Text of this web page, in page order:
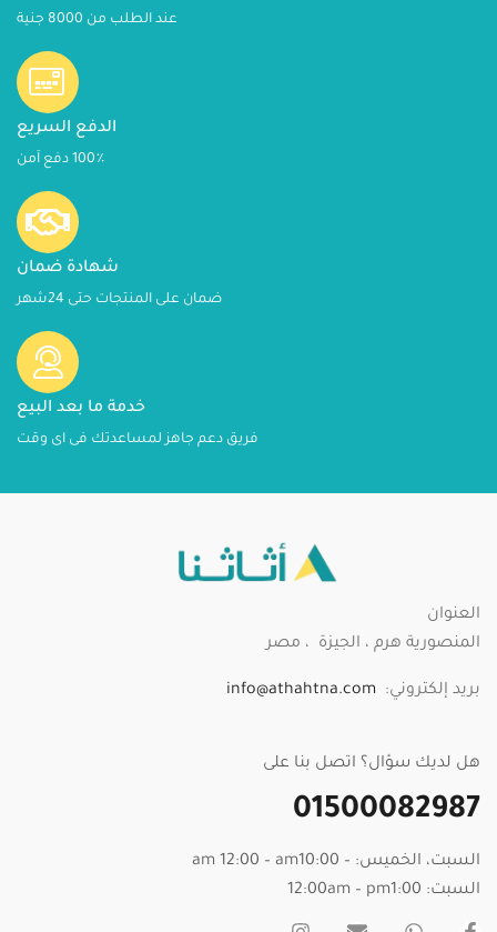
عند الطلب من 8000 جنية
الدفع السريع
100٪ دفع آمن
شهادة ضمان
ضمان على المنتجات حتى 24شهر
خدمة ما بعد البيع
فريق دعم جاهز لمساعدتك فى اى وقت
العنوان
المنصورية هرم ، الجيزة ، مصر
بريد إلكتروني: info@athahtna.com
هل لديك سؤال؟ اتصل بنا على
01500082987
السبت، الخميس: – am 12:00 – am10:00
السبت: 12:00am – pm1:00